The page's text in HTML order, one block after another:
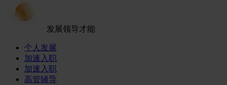
发展领导才能
个人发展
加速入职
加速入职
高管辅导